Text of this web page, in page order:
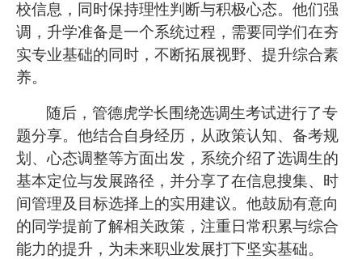
校信息，同时保持理性判断与积极心态。他们强
调，升学准备是一个系统过程，需要同学们在夯
实专业基础的同时，不断拓展视野、提升综合素
养。
随后，管德虎学长围绕选调生考试进行了专
题分享。他结合自身经历，从政策认知、备考规
划、心态调整等方面出发，系统介绍了选调生的
基本定位与发展路径，并分享了在信息搜集、时
间管理及目标选择上的实用建议。他鼓励有意向
的同学提前了解相关政策，注重日常积累与综合
能力的提升，为未来职业发展打下坚实基础。